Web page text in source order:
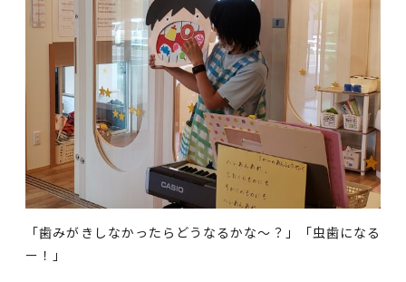
「歯みがきしなかったらどうなるかな～？」「虫歯になる
ー！」